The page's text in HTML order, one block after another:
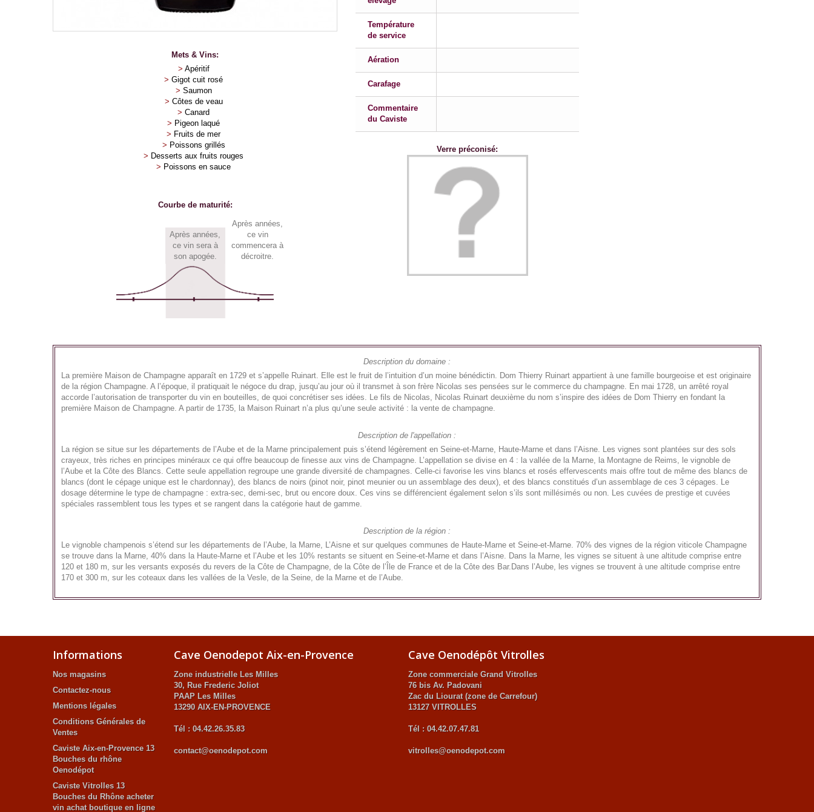
Mets & Vins:
> Apéritif
> Gigot cuit rosé
> Saumon
> Côtes de veau
> Canard
> Pigeon laqué
> Fruits de mer
> Poissons grillés
> Desserts aux fruits rouges
> Poissons en sauce
Courbe de maturité:
Après années,
ce vin sera à
son apogée.
Après années,
ce vin
commencera à
décroitre.
Température
de service
Aération
Carafage
Commentaire
du Caviste
Verre préconisé:
Description du domaine :
La première Maison de Champagne apparaît en 1729 et s’appelle Ruinart. Elle est le fruit de l’intuition d’un moine bénédictin. Dom Thierry Ruinart appartient à une famille bourgeoise et est originaire
de la région Champagne. A l’époque, il pratiquait le négoce du drap, jusqu’au jour où il transmet à son frère Nicolas ses pensées sur le commerce du champagne. En mai 1728, un arrêté royal
accorde l’autorisation de transporter du vin en bouteilles, de quoi concrétiser ses idées. Le fils de Nicolas, Nicolas Ruinart deuxième du nom s’inspire des idées de Dom Thierry en fondant la
première Maison de Champagne. A partir de 1735, la Maison Ruinart n’a plus qu’une seule activité : la vente de champagne.
Description de l'appellation :
La région se situe sur les départements de l’Aube et de la Marne principalement puis s’étend légèrement en Seine-et-Marne, Haute-Marne et dans l’Aisne. Les vignes sont plantées sur des sols
crayeux, très riches en principes minéraux ce qui offre beaucoup de finesse aux vins de Champagne. L’appellation se divise en 4 : la vallée de la Marne, la Montagne de Reims, le vignoble de
l’Aube et la Côte des Blancs. Cette seule appellation regroupe une grande diversité de champagnes. Celle-ci favorise les vins blancs et rosés effervescents mais offre tout de même des blancs de
blancs (dont le cépage unique est le chardonnay), des blancs de noirs (pinot noir, pinot meunier ou un assemblage des deux), et des blancs constitués d’un assemblage de ces 3 cépages. Le
dosage détermine le type de champagne : extra-sec, demi-sec, brut ou encore doux. Ces vins se différencient également selon s’ils sont millésimés ou non. Les cuvées de prestige et cuvées
spéciales rassemblent tous les types et se rangent dans la catégorie haut de gamme.
Description de la région :
Le vignoble champenois s’étend sur les départements de l’Aube, la Marne, L’Aisne et sur quelques communes de Haute-Marne et Seine-et-Marne. 70% des vignes de la région viticole Champagne
se trouve dans la Marne, 40% dans la Haute-Marne et l’Aube et les 10% restants se situent en Seine-et-Marne et dans l’Aisne. Dans la Marne, les vignes se situent à une altitude comprise entre
120 et 180 m, sur les versants exposés du revers de la Côte de Champagne, de la Côte de l’Île de France et de la Côte des Bar.Dans l’Aube, les vignes se trouvent à une altitude comprise entre
170 et 300 m, sur les coteaux dans les vallées de la Vesle, de la Seine, de la Marne et de l’Aube.
Informations
Nos magasins
Contactez-nous
Mentions légales
Conditions Générales de
Ventes
Caviste Aix-en-Provence 13
Bouches du rhône
Oenodépot
Caviste Vitrolles 13
Bouches du Rhône acheter
vin achat boutique en ligne
Cave Oenodepot Aix-en-Provence
Zone industrielle Les Milles
30, Rue Frederic Joliot
PAAP Les Milles
13290 AIX-EN-PROVENCE
Tél : 04.42.26.35.83
contact@oenodepot.com
Cave Oenodépôt Vitrolles
Zone commerciale Grand Vitrolles
76 bis Av. Padovani
Zac du Liourat (zone de Carrefour)
13127 VITROLLES
Tél : 04.42.07.47.81
vitrolles@oenodepot.com